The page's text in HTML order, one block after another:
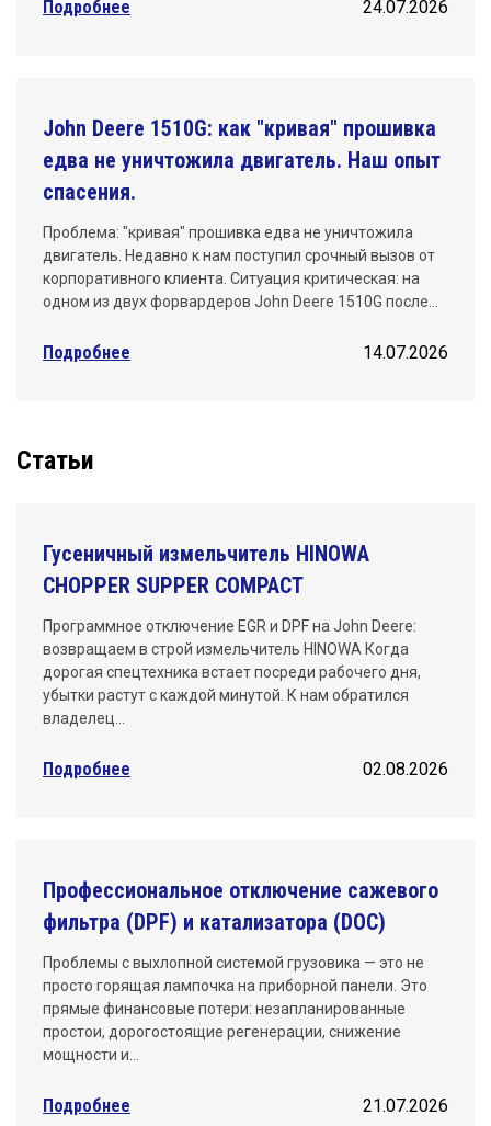
Подробнее 24.07.2026
John Deere 1510G: как "кривая" прошивка
едва не уничтожила двигатель. Наш опыт
спасения.
Проблема: "кривая" прошивка едва не уничтожила
двигатель. Недавно к нам поступил срочный вызов от
корпоративного клиента. Ситуация критическая: на
одном из двух форвардеров John Deere 1510G после…
Подробнее 14.07.2026
Статьи
Гусеничный измельчитель HINOWA
CHOPPER SUPPER COMPACT
Программное отключение EGR и DPF на John Deere:
возвращаем в строй измельчитель HINOWA Когда
дорогая спецтехника встает посреди рабочего дня,
убытки растут с каждой минутой. К нам обратился
владелец…
02.08.2026
Подробнее
Профессиональное отключение сажевого
фильтра (DPF) и катализатора (DOC)
Проблемы с выхлопной системой грузовика — это не
просто горящая лампочка на приборной панели. Это
прямые финансовые потери: незапланированные
простои, дорогостоящие регенерации, снижение
мощности и…
21.07.2026
Подробнее